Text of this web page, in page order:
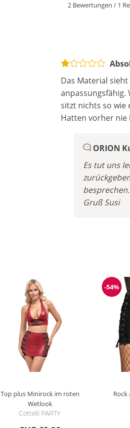
2 Bewertungen / 1
Das Material
anpassungsfähig.
sitzt nichts so wie
Hatten vorher nie
ORION
Es tut uns
besprechen.
Gruß Susi
Top plus Minirock im roten
Wetlook
Cottelli PARTY
-54%
Rock